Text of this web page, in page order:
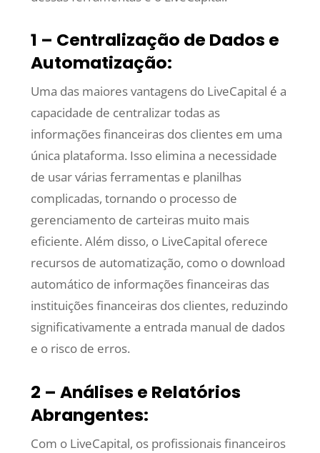
1 – Centralização de Dados e
Automatização:
Uma das maiores vantagens do LiveCapital é a
capacidade de centralizar todas as
informações financeiras dos clientes em uma
única plataforma. Isso elimina a necessidade
de usar várias ferramentas e planilhas
complicadas, tornando o processo de
gerenciamento de carteiras muito mais
eficiente. Além disso, o LiveCapital oferece
recursos de automatização, como o download
automático de informações financeiras das
instituições financeiras dos clientes, reduzindo
significativamente a entrada manual de dados
e o risco de erros.
2 – Análises e Relatórios
Abrangentes:
Com o LiveCapital, os profissionais financeiros